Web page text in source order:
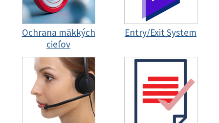
Ochrana mäkkých
cieľov
Entry/Exit System